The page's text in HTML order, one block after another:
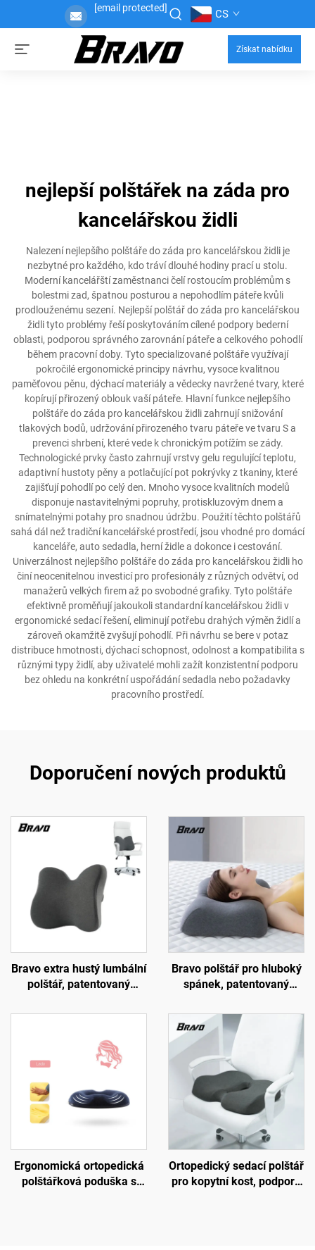
[email protected] CS
Získat nabídku
nejlepší polštářek na záda pro
kancelářskou židli
Nalezení nejlepšího polštáře do záda pro kancelářskou židli je
nezbytné pro každého, kdo tráví dlouhé hodiny prací u stolu.
Moderní kancelářští zaměstnanci čelí rostoucím problémům s
bolestmi zad, špatnou posturou a nepohodlím páteře kvůli
prodlouženému sezení. Nejlepší polštář do záda pro kancelářskou
židli tyto problémy řeší poskytováním cílené podpory bederní
oblasti, podporou správného zarovnání páteře a celkového pohodlí
během pracovní doby. Tyto specializované polštáře využívají
pokročilé ergonomické principy návrhu, vysoce kvalitnou
paměťovou pěnu, dýchací materiály a vědecky navržené tvary, které
kopírují přirozený oblouk vaší páteře. Hlavní funkce nejlepšího
polštáře do záda pro kancelářskou židli zahrnují snižování
tlakových bodů, udržování přirozeného tvaru páteře ve tvaru S a
prevenci shrbení, které vede k chronickým potížím se zády.
Technologické prvky často zahrnují vrstvy gelu regulující teplotu,
adaptivní hustoty pěny a potlačující pot pokrývky z tkaniny, které
zajišťují pohodlí po celý den. Mnoho vysoce kvalitních modelů
disponuje nastavitelnými popruhy, protiskluzovým dnem a
snímatelnými potahy pro snadnou údržbu. Použití těchto polštářů
sahá dál než tradiční kancelářské prostředí, jsou vhodné pro domácí
kanceláře, auto sedadla, herní židle a dokonce i cestování.
Univerzálnost nejlepšího polštáře do záda pro kancelářskou židli ho
činí neocenitelnou investicí pro profesionály z různých odvětví, od
manažerů velkých firem až po svobodné grafiky. Tyto polštáře
efektivně proměňují jakoukoli standardní kancelářskou židli v
ergonomické sedací řešení, eliminují potřebu drahých výměn židlí a
zároveň okamžitě zvyšují pohodlí. Při návrhu se bere v potaz
distribuce hmotnosti, dýchací schopnost, odolnost a kompatibilita s
různými typy židlí, aby uživatelé mohli zažít konzistentní podporu
bez ohledu na konkrétní uspořádání sedadla nebo požadavky
pracovního prostředí.
Doporučení nových produktů
Bravo extra hustý lumbální
polštář, patentovaný
polštář pro podporu
Bravo polštář pro hluboký
spánek, patentovaný
design pro spáče na boku,
ortopedický krční polštář z
paměťové pěny, polštář H8
Ergonomická ortopedická
polštářková poduška s
Ortopedický sedací polštář
pro kopytní kost, podpora